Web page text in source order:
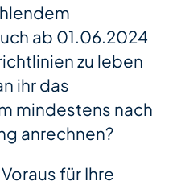
ab 01.06.2024
zu leben
ihr das
mindestens nach
anrechnen?
für Ihre